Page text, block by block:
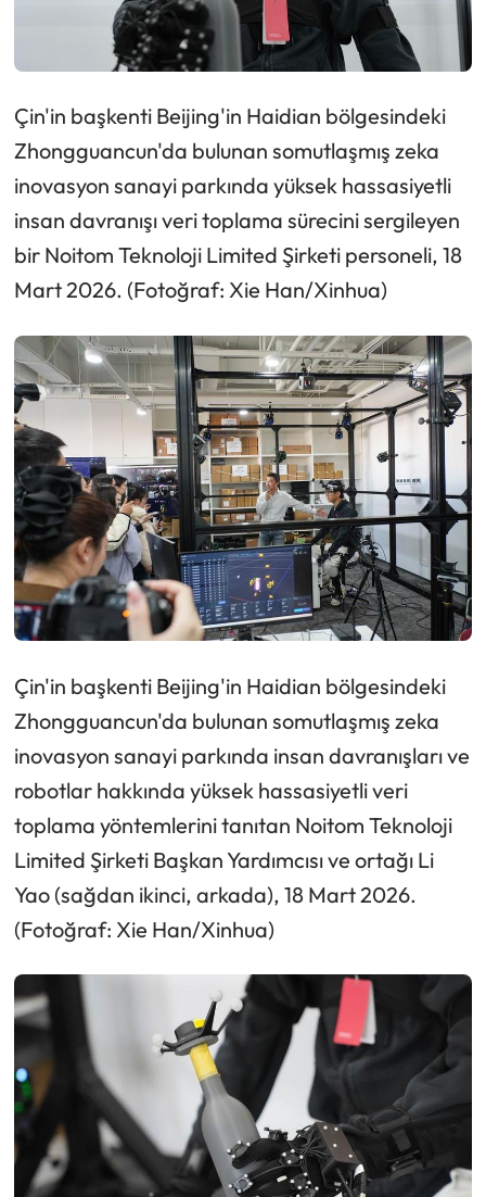
Çin'in başkenti Beijing'in Haidian bölgesindeki
Zhongguancun'da bulunan somutlaşmış zeka
inovasyon sanayi parkında yüksek hassasiyetli
insan davranışı veri toplama sürecini sergileyen
bir Noitom Teknoloji Limited Şirketi personeli, 18
Mart 2026. (Fotoğraf: Xie Han/Xinhua)
Çin'in başkenti Beijing'in Haidian bölgesindeki
Zhongguancun'da bulunan somutlaşmış zeka
inovasyon sanayi parkında insan davranışları ve
robotlar hakkında yüksek hassasiyetli veri
toplama yöntemlerini tanıtan Noitom Teknoloji
Limited Şirketi Başkan Yardımcısı ve ortağı Li
Yao (sağdan ikinci, arkada), 18 Mart 2026.
(Fotoğraf: Xie Han/Xinhua)